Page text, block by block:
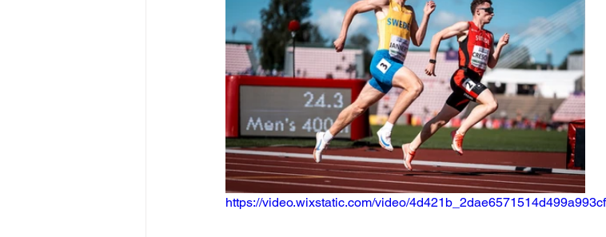
https://video.wixstatic.com/video/